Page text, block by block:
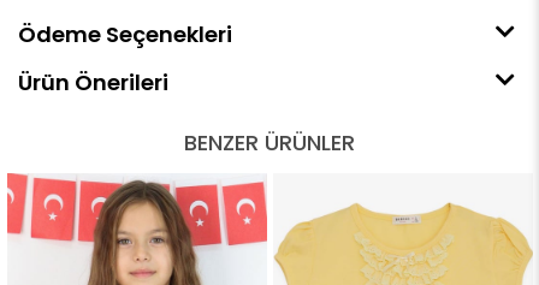
Ödeme Seçenekleri
Ürün Önerileri
BENZER ÜRÜNLER